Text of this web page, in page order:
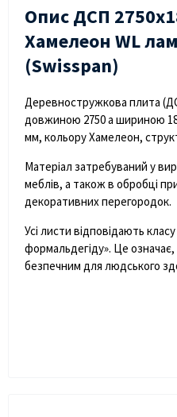
Опис ДСП
Хамелеон WL
(Swisspan)
Деревностружкова плита
довжиною 2750 а шириною
мм, кольору Хамелеон,
Матеріал затребуваний у
меблів, а також в обробці
декоративних перегородок.
Усі листи відповідають класу
формальдегіду». Це
безпечним для людського